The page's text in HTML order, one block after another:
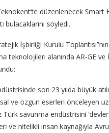
düzenlenecek Smart
bulacaklarını söyledi.
İşbirliği Kurulu
teknolojileri alanında AR-GE
son 23 yılda büyük
ve özgün eserleri önceleyen
Türk savunma endüstrisini
ve nitelikli insan kaynağıyla